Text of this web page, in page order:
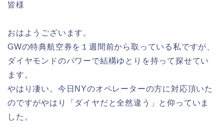
皆様
おはようございます。
GWの特典航空券を１週間前から取っている私ですが、
ダイヤモンドのパワーで結構ゆとりを持って探せてい
ます。
やはり凄い。今日NYのオペレーターの方に対応頂いた
のですがやはり「ダイヤだと全然違う」と仰っていま
した。